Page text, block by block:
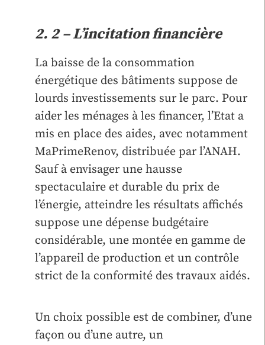
2. 2 – L’incitation financière
La baisse de la consommation
énergétique des bâtiments suppose de
lourds investissements sur le parc. Pour
aider les ménages à les financer, l’Etat a
mis en place des aides, avec notamment
MaPrimeRenov, distribuée par l’ANAH.
Sauf à envisager une hausse
spectaculaire et durable du prix de
l’énergie, atteindre les résultats affichés
suppose une dépense budgétaire
considérable, une montée en gamme de
l’appareil de production et un contrôle
strict de la conformité des travaux aidés.
Un choix possible est de combiner, d’une
façon ou d’une autre, un